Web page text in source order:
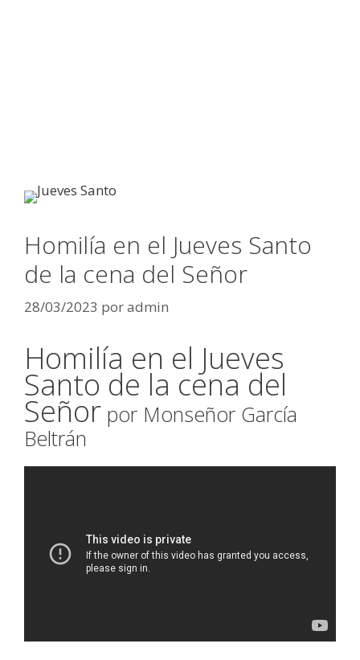
Homilía en el Jueves Santo
de la cena del Señor
28/03/2023 poradmin
Homilía en el Jueves
Santo de la cena del
Señor por Monseñor García
Beltrán